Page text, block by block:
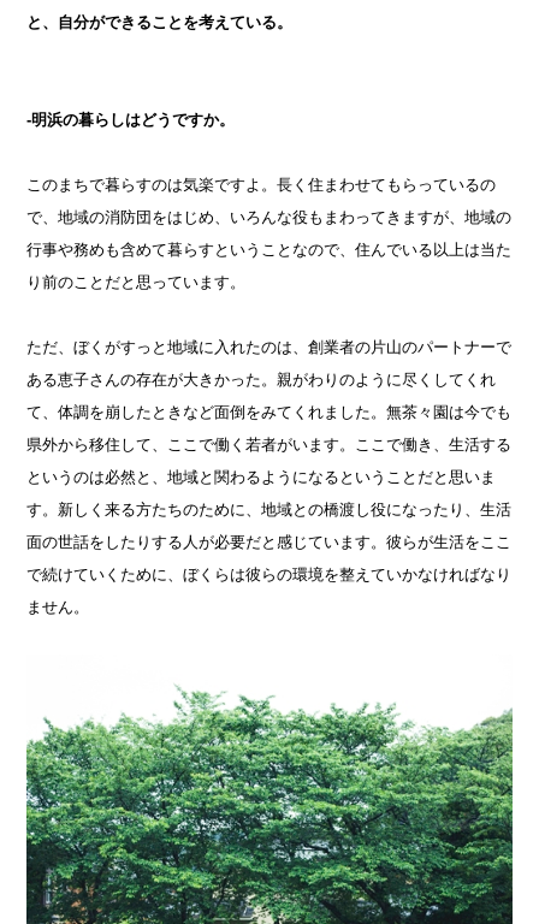
と、自分ができることを考えている。
-明浜の暮らしはどうですか。
このまちで暮らすのは気楽ですよ。長く住まわせてもらっているの
で、地域の消防団をはじめ、いろんな役もまわってきますが、地域の
行事や務めも含めて暮らすということなので、住んでいる以上は当た
り前のことだと思っています。
ただ、ぼくがすっと地域に入れたのは、創業者の片山のパートナーで
ある恵子さんの存在が大きかった。親がわりのように尽くしてくれ
て、体調を崩したときなど面倒をみてくれました。無茶々園は今でも
県外から移住して、ここで働く若者がいます。ここで働き、生活する
というのは必然と、地域と関わるようになるということだと思いま
す。新しく来る方たちのために、地域との橋渡し役になったり、生活
面の世話をしたりする人が必要だと感じています。彼らが生活をここ
で続けていくために、ぼくらは彼らの環境を整えていかなければなり
ません。